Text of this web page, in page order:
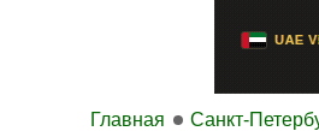
Главная Санкт-